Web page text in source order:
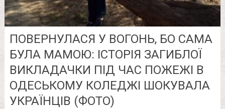
ПОВЕРНУЛАСЯ У ВОГОНЬ, БО САМА
БУЛА МАМОЮ: ІСТОРІЯ ЗАГИБЛОЇ
ВИКЛАДАЧКИ ПІД ЧАС ПОЖЕЖІ В
ОДЕСЬКОМУ КОЛЕДЖІ ШОКУВАЛА
УКРАЇНЦІВ (ФОТО)